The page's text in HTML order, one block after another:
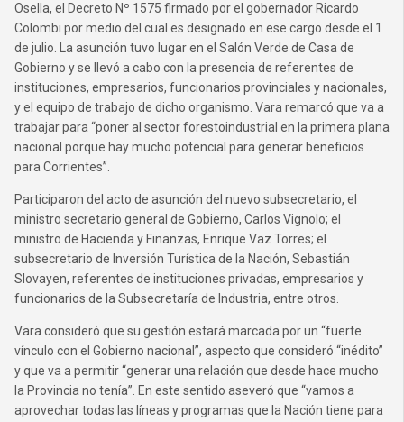
Osella, el Decreto Nº 1575 firmado por el gobernador Ricardo
Colombi por medio del cual es designado en ese cargo desde el 1
de julio. La asunción tuvo lugar en el Salón Verde de Casa de
Gobierno y se llevó a cabo con la presencia de referentes de
instituciones, empresarios, funcionarios provinciales y nacionales,
y el equipo de trabajo de dicho organismo. Vara remarcó que va a
trabajar para “poner al sector forestoindustrial en la primera plana
nacional porque hay mucho potencial para generar beneficios
para Corrientes”.
Participaron del acto de asunción del nuevo subsecretario, el
ministro secretario general de Gobierno, Carlos Vignolo; el
ministro de Hacienda y Finanzas, Enrique Vaz Torres; el
subsecretario de Inversión Turística de la Nación, Sebastián
Slovayen, referentes de instituciones privadas, empresarios y
funcionarios de la Subsecretaría de Industria, entre otros.
Vara consideró que su gestión estará marcada por un “fuerte
vínculo con el Gobierno nacional”, aspecto que consideró “inédito”
y que va a permitir “generar una relación que desde hace mucho
la Provincia no tenía”. En este sentido aseveró que “vamos a
aprovechar todas las líneas y programas que la Nación tiene para